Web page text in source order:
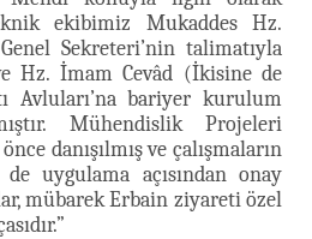
ekibimiz Mukaddes Hz.
Sekreteri’nin talimatıyla
Hz. İmam Cevâd (İkisine de
Avluları’na bariyer kurulum
Mühendislik Projeleri
danışılmış ve çalışmaların
uygulama açısından onay
mübarek Erbain ziyareti özel